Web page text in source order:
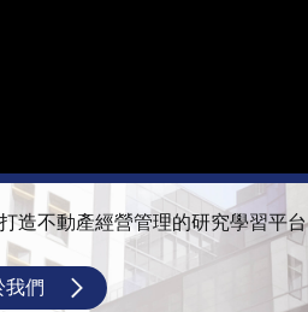
造不動產經營管理的研究學習平台
我們